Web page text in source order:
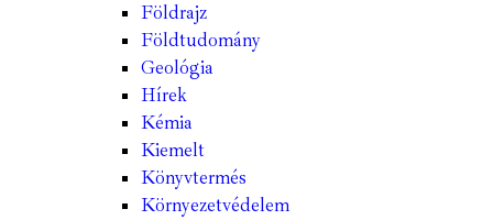
Földrajz
Földtudomány
Geológia
Hírek
Kémia
Kiemelt
Könyvtermés
Környezetvédelem